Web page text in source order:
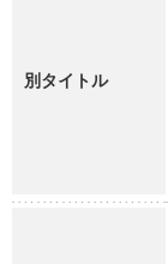
別タイトル